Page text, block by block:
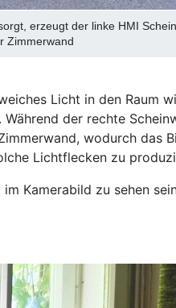
erzeugt der linke HMI
Zimmerwand
Licht in den Raum
der rechte
wodurch das
Lichtflecken zu
Kamerabild zu sehen